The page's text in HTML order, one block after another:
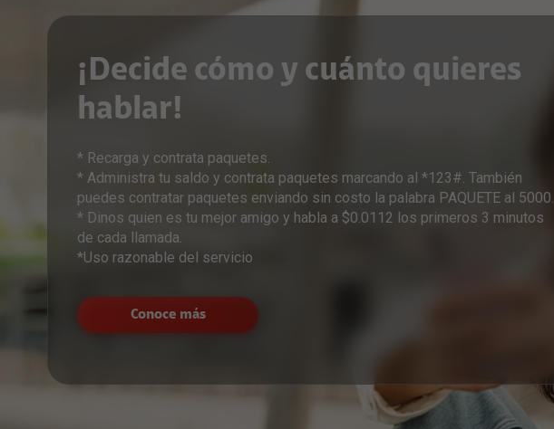
¡Decide cómo y cuánto quieres
hablar!
* Recarga y contrata paquetes.
* Administra tu saldo y contrata paquetes marcando al *123#. También
puedes contratar paquetes enviando sin costo la palabra PAQUETE al 5000.
* Dinos quien es tu mejor amigo y habla a $0.0112 los primeros 3 minutos
de cada llamada.
*Uso razonable del servicio
Conoce más